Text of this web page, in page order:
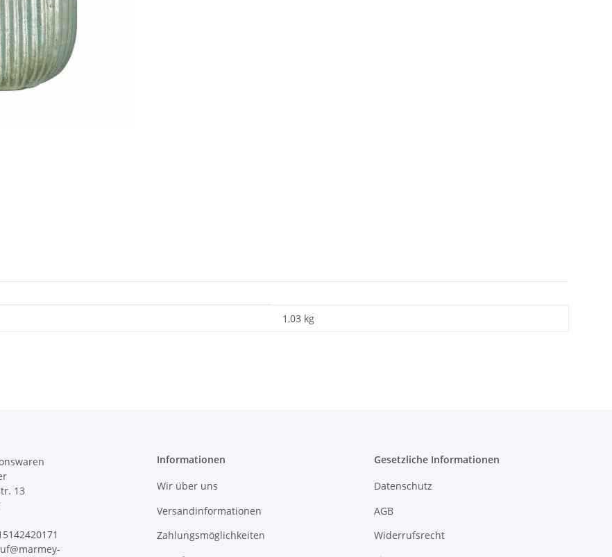
1,03 kg
13
Informationen
Wir über uns
Versandinformationen
Zahlungsmöglichkeiten
Gesetzliche Informationen
Datenschutz
AGB
Widerrufsrecht